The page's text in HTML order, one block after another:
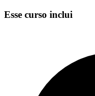
Esse curso inclui